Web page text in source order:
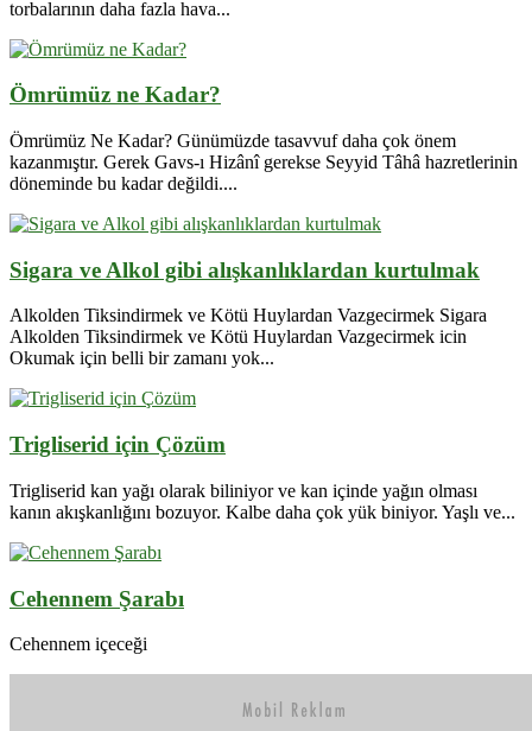
torbalarının daha fazla hava...
Ömrümüz ne Kadar?
Ömrümüz Ne Kadar? Günümüzde tasavvuf daha çok önem
kazanmıştır. Gerek Gavs-ı Hizânî gerekse Seyyid Tâhâ hazretlerinin
döneminde bu kadar değildi....
Sigara ve Alkol gibi alışkanlıklardan kurtulmak
Alkolden Tiksindirmek ve Kötü Huylardan Vazgecirmek Sigara
Alkolden Tiksindirmek ve Kötü Huylardan Vazgecirmek icin
Okumak için belli bir zamanı yok...
Trigliserid için Çözüm
Trigliserid kan yağı olarak biliniyor ve kan içinde yağın olması
kanın akışkanlığını bozuyor. Kalbe daha çok yük biniyor. Yaşlı ve...
Cehennem Şarabı
Cehennem içeceği